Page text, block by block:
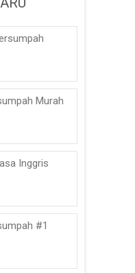
Murah
Inggris
#1